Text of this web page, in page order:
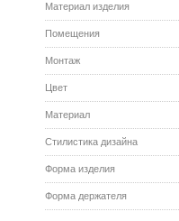
Материал изделия
Помещения
Монтаж
Цвет
Материал
Стилистика дизайна
Форма изделия
Форма держателя